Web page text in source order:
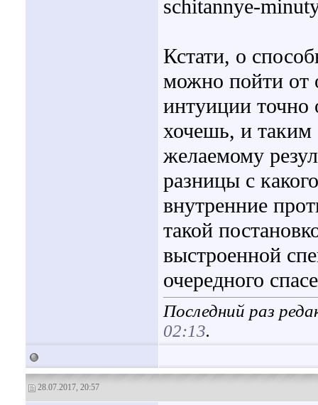
schitannye-
Кстати, о
можно пойти от
интуиции точно
хочешь, и таким
желаемому
разницы с
внутренние
такой
выстроенной
очередного
Последний раз
02:13.
28.07.2017, 20:57